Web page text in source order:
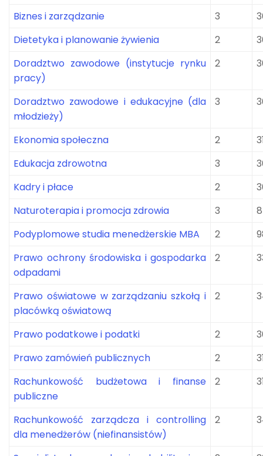
Biznes i zarządzanie
3
Dietetyka i planowanie żywienia
2
Doradztwo zawodowe (instytucje rynku
pracy)
2
Doradztwo zawodowe i edukacyjne (dla
młodzieży)
3
Ekonomia społeczna 2
Edukacja zdrowotna
3
Kadry i płace
2
Naturoterapia i promocja zdrowia
3
Podyplomowe studia menedżerskie MBA
2
Prawo ochrony środowiska i gospodarka
odpadami
2
Prawo oświatowe w zarządzaniu szkołą i
placówką oświatową
2
Prawo podatkowe i podatki 2
Prawo zamówień publicznych
2
Rachunkowość budżetowa i finanse
publiczne
2
Rachunkowość zarządcza i controlling
dla menedżerów (niefinansistów)
2